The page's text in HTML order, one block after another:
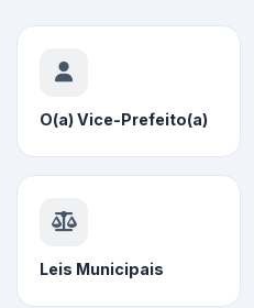
O(a) Vice-Prefeito(a)
Leis Municipais